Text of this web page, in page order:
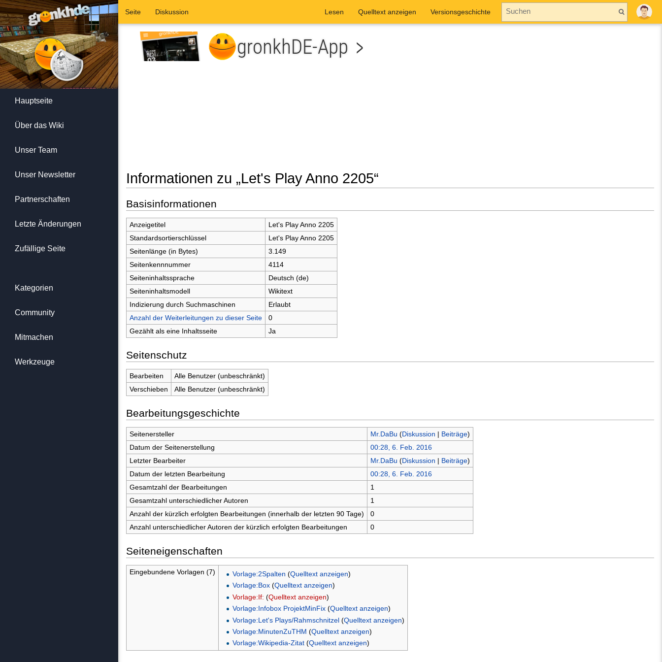
Informationen zu „Let's Play Anno 2205“
Basisinformationen
Anzeigetitel
Let's Play Anno 2205
Standardsortierschlüssel
Let's Play Anno 2205
Seitenlänge (in Bytes)
3.149
Seitenkennnummer
4114
Seiteninhaltssprache
Deutsch (de)
Seiteninhaltsmodell
Wikitext
Indizierung durch Suchmaschinen
Erlaubt
Anzahl der Weiterleitungen zu dieser Seite
0
Gezählt als eine Inhaltsseite
Ja
Seitenschutz
Bearbeiten
Alle Benutzer (unbeschränkt)
Verschieben
Alle Benutzer (unbeschränkt)
Bearbeitungsgeschichte
Seitenersteller Mr.DaBu (Diskussion | Beiträge)
Datum der Seitenerstellung
00:28, 6. Feb. 2016
Letzter Bearbeiter
Mr.DaBu (Diskussion | Beiträge)
Datum der letzten Bearbeitung
00:28, 6. Feb. 2016
Gesamtzahl der Bearbeitungen
1
Gesamtzahl unterschiedlicher Autoren
1
Anzahl der kürzlich erfolgten Bearbeitungen (innerhalb der letzten 90 Tage)
0
Anzahl unterschiedlicher Autoren der kürzlich erfolgten Bearbeitungen
0
Seiteneigenschaften
Eingebundene Vorlagen (7) Vorlage:2Spalten (Quelltext anzeigen)
Vorlage:Box(Quelltext anzeigen)
Vorlage:If: (Quelltext anzeigen)
Vorlage:Infobox ProjektMinFix(Quelltext anzeigen)
Vorlage:Let's Plays/Rahmschnitzel(Quelltext anzeigen)
Vorlage:MinutenZuTHM (Quelltext anzeigen)
Vorlage:Wikipedia-Zitat(Quelltext anzeigen)
Seite Diskussion Lesen Quelltext anzeigen Versionsgeschichte
Hauptseite
Über das Wiki
Unser Team
Unser Newsletter
Partnerschaften
Letzte Änderungen
Zufällige Seite
Kategorien
Community
Mitmachen
Werkzeuge